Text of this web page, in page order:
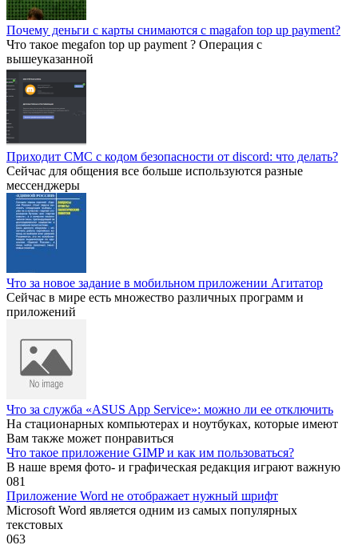
Почему деньги с карты снимаются с magafon top up payment?
Что такое megafon top up payment ? Операция с
вышеуказанной
Приходит СМС с кодом безопасности от discord: что делать?
Сейчас для общения все больше используются разные
мессенджеры
Что за новое задание в мобильном приложении Агитатор
Сейчас в мире есть множество различных программ и
приложений
Что за служба «ASUS App Service»: можно ли ее отключить
На стационарных компьютерах и ноутбуках, которые имеют
Вам также может понравиться
Что такое приложение GIMP и как им пользоваться?
В наше время фото- и графическая редакция играют важную
081
Приложение Word не отображает нужный шрифт
Microsoft Word является одним из самых популярных
текстовых
063